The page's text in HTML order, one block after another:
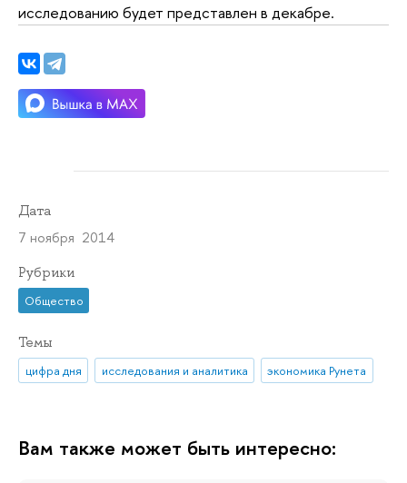
исследованию будет представлен в декабре.
Дата
7 ноября 2014
Рубрики
Общество
Темы
цифра дня исследования и аналитика экономика Рунета
Вам также может быть интересно: